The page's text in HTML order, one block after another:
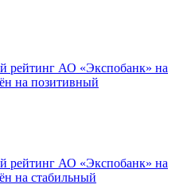
рейтинг АО «Экспобанк» на
на позитивный
рейтинг АО «Экспобанк» на
на стабильный